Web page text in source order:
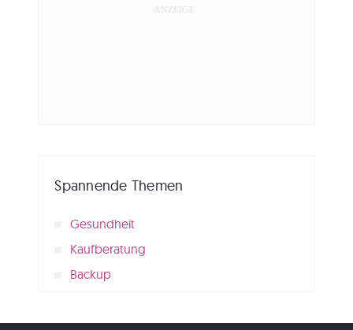
Spannende Themen
Gesundheit
Kaufberatung
Backup